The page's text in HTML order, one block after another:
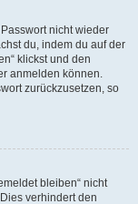
nicht wieder
du, indem du auf der
klickst und den
anmelden können.
zurückzusetzen, so
bleiben“ nicht
verhindert den